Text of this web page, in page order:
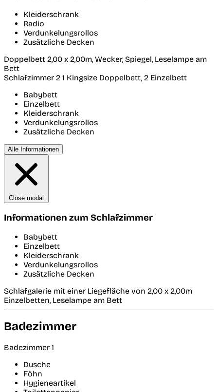
Kleiderschrank
Radio
Verdunkelungsrollos
Zusätzliche Decken
Doppelbett 2,00 x 2,00m, Wecker, Spiegel, Leselampe am
Bett
Schlafzimmer 2 1 Kingsize Doppelbett, 2 Einzelbett
Babybett
Einzelbett
Kleiderschrank
Verdunkelungsrollos
Zusätzliche Decken
Alle Informationen
Close modal
Informationen zum Schlafzimmer
Babybett
Einzelbett
Kleiderschrank
Verdunkelungsrollos
Zusätzliche Decken
Schlafgalerie mit einer Liegefläche von 2,00 x 2,00m
Einzelbetten, Leselampe am Bett
Badezimmer
Badezimmer 1
Dusche
Föhn
Hygieneartikel